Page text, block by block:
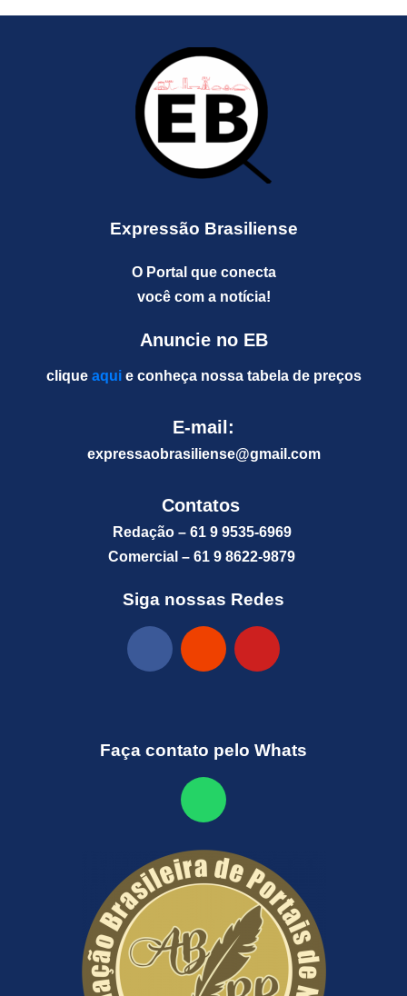
Expressão Brasiliense
O Portal que conecta
você com a notícia!
Anuncie no EB
clique aquie conheça nossa tabela de preços
E-mail:
expressaobrasiliense@gmail.com
Contatos
Redação – 61 9 9535-6969
Comercial – 61 9 8622-9879
Siga nossas Redes
Faça contato pelo Whats